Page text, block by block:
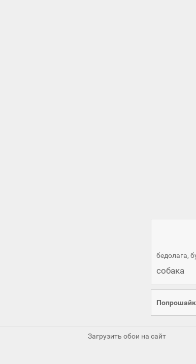
бедолага,
собака
Загрузить обои на сайт